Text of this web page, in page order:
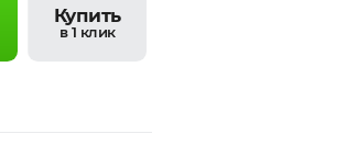
Купить
в 1 клик